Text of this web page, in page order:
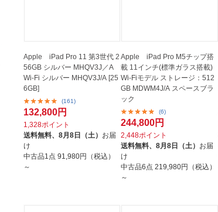
Apple iPad Pro 11 第3世代 2
56GB シルバー MHQV3J／A
Wi-Fi シルバー MHQV3J/A [25
6GB]
(161)
132,800円
1,328ポイント
送料無料、 8月8日（土） お届
け
中古品1点 91,980円（税込）
～
Apple iPad Pro M5チップ搭
載 11インチ(標準ガラス搭載)
Wi-Fiモデル ストレージ：512
GB MDWM4J/A スペースブラ
ック
(6)
244,800円
2,448ポイント
送料無料、8月8日（土） お届
け
中古品6点219,980円（税込）
～